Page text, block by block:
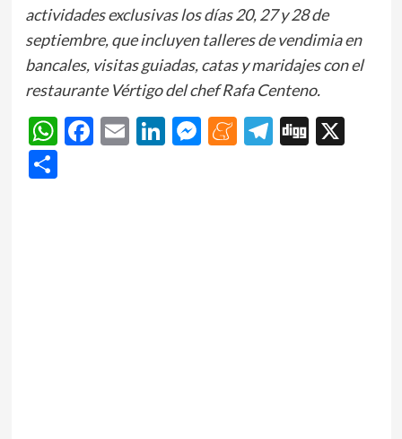
actividades exclusivas los días 20, 27 y 28 de
septiembre, que incluyen talleres de vendimia en
bancales, visitas guiadas, catas y maridajes con el
restaurante Vértigo del chef Rafa Centeno.
WhatsApp
Facebook
EmailLinkedIn
Messenger
Meneame
Telegram
Digg
X
Share